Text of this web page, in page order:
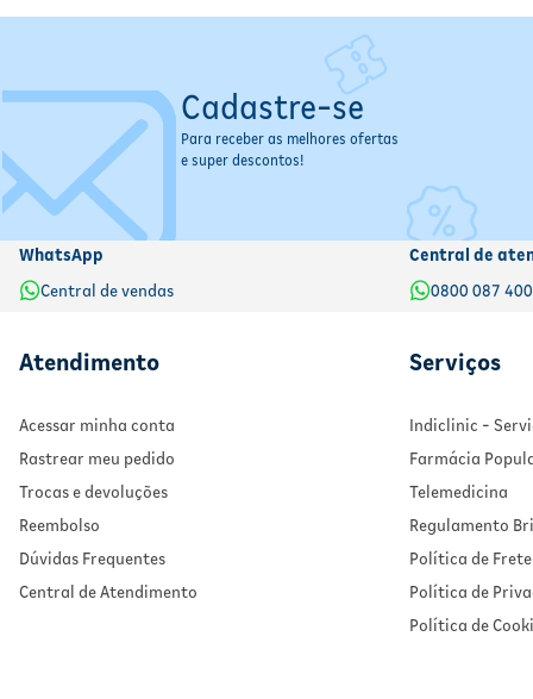
Hipersensibilidade àheminaou a qualquer componente da
Se eu esquecer de tomar o medicamento, o que fazer?
Administre a dose assim que lembrar, respeitando o
Não exceda a dose total de6 mg/kg em 24 horas
Em caso de dúvidas, consulte o farmacêutico ou médico
Cadastre-se
Para receber as melhores ofertas
e super descontos!
WhatsApp
Central de vendas
Central de
0800 087
Atendimento
Acessar minha conta
Rastrear meu pedido
Trocas e devoluções
Reembolso
Dúvidas Frequentes
Central de Atendimento
Serviços
Indiclinic -
Farmácia
Telemedicina
Regulamento
Política de Frete
Política de
Política de